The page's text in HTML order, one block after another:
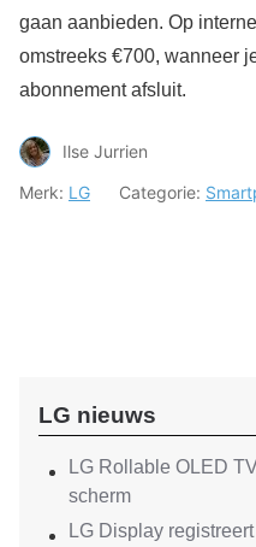
gaan aanbieden. Op
omstreeks €700, wanneer
abonnement afsluit.
Ilse Jurrien
Merk: LG Categorie:
LG nieuws
LG Rollable OLED
scherm
LG Display